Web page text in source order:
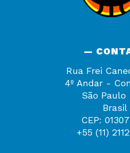
—
Rua Frei
4º Andar -
São Paulo
Brasil
CEP:
+55 (11)